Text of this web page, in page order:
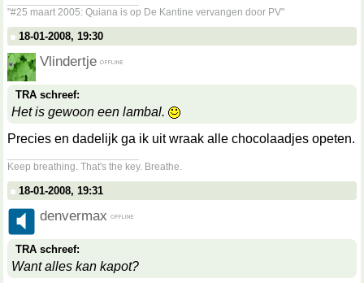
"#25 maart 2005: Quiana is op De Kantine vervangen door PV"
18-01-2008, 19:30
Vlindertje
TRA schreef:
Het is gewoon een lambal.
Precies en dadelijk ga ik uit wraak alle chocolaadjes opeten.
Keep breathing. That's the key. Breathe.
18-01-2008, 19:31
denvermax
TRA schreef:
Want alles kan kapot?